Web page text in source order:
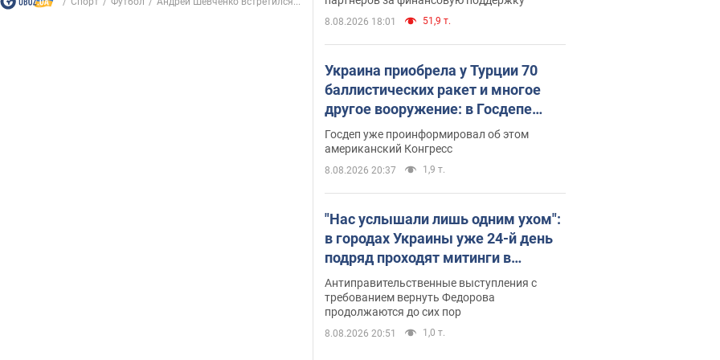
8.08.2026 18:01 51,9 т.
Украина приобрела у Турции 70
баллистических ракет и многое
другое вооружение: в Госдепе
США обнародовали список
Госдеп уже проинформировал об этом
американский Конгресс
8.08.2026 20:37 1,9 т.
"Нас услышали лишь одним ухом":
в городах Украины уже 24-й день
подряд проходят митинги в
поддержку Федорова. Фото и
видео
Антиправительственные выступления с
требованием вернуть Федорова
продолжаются до сих пор
8.08.2026 20:51 1,0 т.